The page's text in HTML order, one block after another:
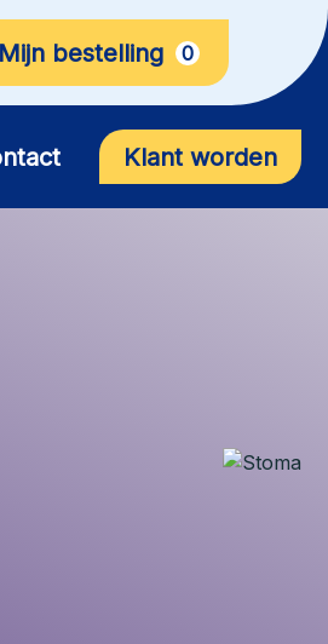
Mijn bestelling 0
Klant worden